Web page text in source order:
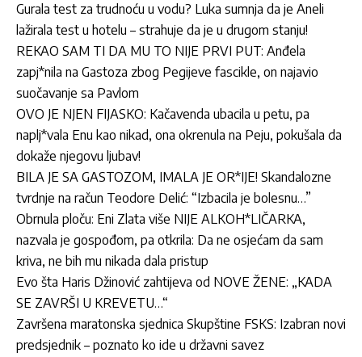
Gurala test za trudnoću u vodu? Luka sumnja da je Aneli
lažirala test u hotelu – strahuje da je u drugom stanju!
REKAO SAM TI DA MU TO NIJE PRVI PUT: Anđela
zapj*nila na Gastoza zbog Pegijeve fascikle, on najavio
suočavanje sa Pavlom
OVO JE NJEN FIJASKO: Kačavenda ubacila u petu, pa
naplj*vala Enu kao nikad, ona okrenula na Peju, pokušala da
dokaže njegovu ljubav!
BILA JE SA GASTOZOM, IMALA JE OR*IJE! Skandalozne
tvrdnje na račun Teodore Delić: “Izbacila je bolesnu…”
Obrnula ploču: Eni Zlata više NIJE ALKOH*LIČARKA,
nazvala je gospođom, pa otkrila: Da ne osjećam da sam
kriva, ne bih mu nikada dala pristup
Evo šta Haris Džinović zahtijeva od NOVE ŽENE: „KADA
SE ZAVRŠI U KREVETU…“
Završena maratonska sjednica Skupštine FSKS: Izabran novi
predsjednik – poznato ko ide u državni savez